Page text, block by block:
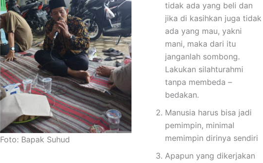
Foto: Bapak Suhud
tidak ada yang beli dan
jika di kasihkan juga tidak
ada yang mau, yakni
mani, maka dari itu
janganlah sombong.
Lakukan silahturahmi
tanpa membeda –
bedakan.
Manusia harus bisa jadi
pemimpin, minimal
memimpin dirinya sendiri
Apapun yang dikerjakan